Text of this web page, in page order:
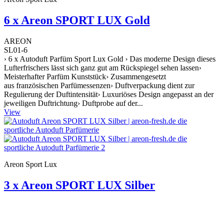
6 x Areon SPORT LUX Gold
AREON
SL01-6
› 6 x Autoduft Parfüm Sport Lux Gold › Das moderne Design dieses
Lufterfrischers lässt sich ganz gut am Rückspiegel sehen lassen›
Meisterhafter Parfüm Kunststück› Zusammengesetzt
aus französischen Parfümessenzen› Duftverpackung dient zur
Regulierung der Duftintensität› Luxuriöses Design angepasst an der
jeweiligen Duftrichtung› Duftprobe auf der...
View
Areon Sport Lux
3 x Areon SPORT LUX Silber